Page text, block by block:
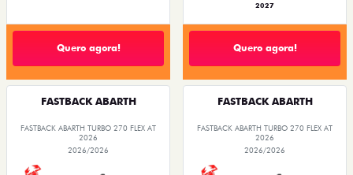
Quero agora!
2027
Quero agora!
FASTBACK ABARTH
FASTBACK ABARTH TURBO 270 FLEX AT
2026
2026/2026
FASTBACK ABARTH
FASTBACK ABARTH TURBO 270 FLEX AT
2026
2026/2026